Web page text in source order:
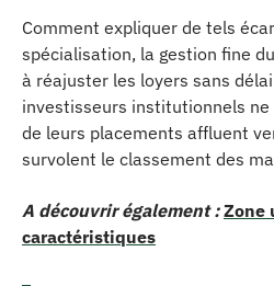
Comment expliquer de tels
spécialisation, la gestion fine
à réajuster les loyers sans
investisseurs institutionnels ne
de leurs placements affluent
survolent le classement des
A découvrir également : Zone
caractéristiques